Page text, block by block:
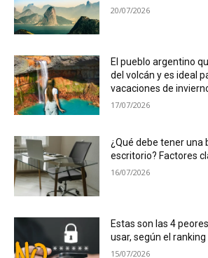
20/07/2026
El pueblo argentino
del volcán y es ideal
vacaciones de
17/07/2026
¿Qué debe tener una
escritorio? Factores
16/07/2026
Estas son las 4
usar, según el ranking
15/07/2026